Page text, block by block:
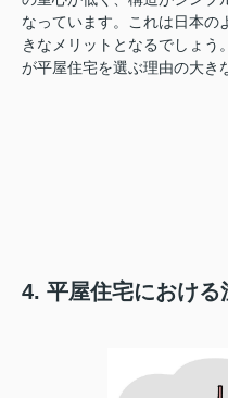
なっています。これは日本の
きなメリットとなるでしょう
が平屋住宅を選ぶ理由の大き
4. 平屋住宅における